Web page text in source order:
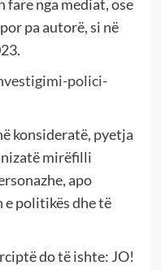
fare nga mediat, ose
pa autorë, si në
polici-
konsideratë, pyetja
mirëfilli
apo
politikës dhe të
do të ishte: JO!